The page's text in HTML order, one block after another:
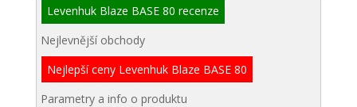
Levenhuk Blaze BASE 80 recenze
Nejlevnější obchody
Nejlepší ceny Levenhuk Blaze BASE 80
Parametry a info o produktu